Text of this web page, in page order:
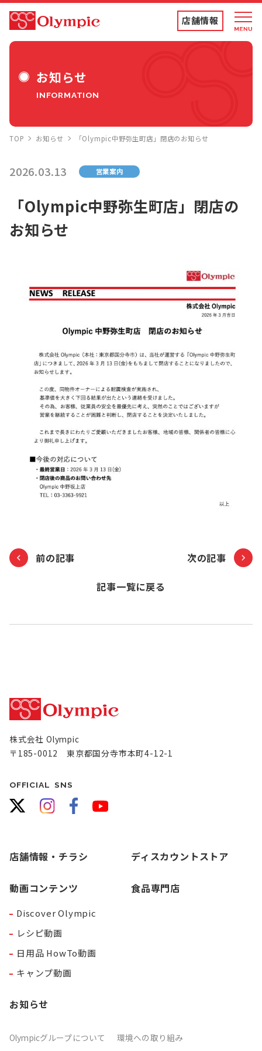
店舗情報
ディスカウントストア
コンテンツ
環境への取り組み
お知らせ
INFORMATION
TOP お知らせ 「Olympic中野弥生町店」閉店のお知らせ
2026.03.13 営業案内
「Olympic中野弥生町店」閉店の
お知らせ
前の記事
記事一覧に戻る
次の記事
株式会社 Olympic
〒185-0012 東京都国分寺市本町4-12-1
OFFICIAL SNS
店舗情報・チラシ
動画コンテンツ
Discover Olympic
レシピ動画
日用品 HowTo動画
キャンプ動画
お知らせ
ディスカウントストア
食品専門店
Olympicグループについて 環境への取り組み